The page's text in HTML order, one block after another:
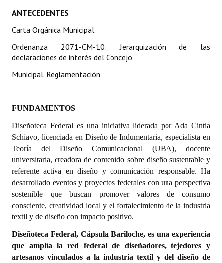
Digesto
Organigrama
DOCUMENTOS
Informes de Gestión
Proyectos Presentados
Dictámenes Asesoría Letrada
Actas de Sesión
Informes de Unidad Coordinadora
Actas de Audiencias Públicas
ANTECEDENTES
Carta Orgánica Municipal.
Ordenanza 2071-CM-10: Jerarquización de las
declaraciones de interés del Concejo
Municipal. Reglamentación.
FUNDAMENTOS
Diseñoteca Federal es una iniciativa liderada por Ada Cintia
Schiavo, licenciada en Diseño de Indumentaria, especialista en
Teoría del Diseño Comunicacional (UBA), docente
universitaria, creadora de contenido sobre diseño sustentable y
referente activa en diseño y comunicación responsable. Ha
desarrollado eventos y proyectos federales con una perspectiva
sostenible que buscan promover valores de consumo
consciente, creatividad local y el fortalecimiento de la industria
textil y de diseño con impacto positivo.
Diseñoteca Federal, Cápsula Bariloche, es una experiencia
que amplía la red federal de diseñadores, tejedores y
artesanos vinculados a la industria textil y del diseño de